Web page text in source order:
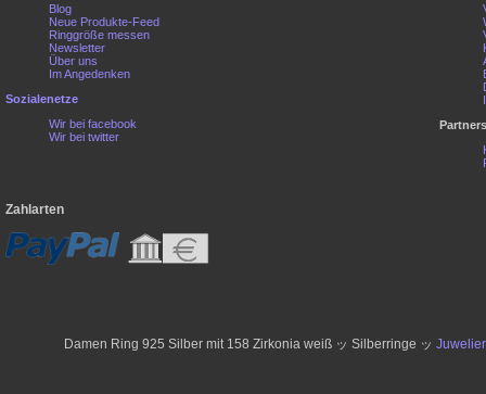
Blog
Neue Produkte-Feed
Ringgröße messen
Newsletter
Über uns
Im Angedenken
Sozialenetze
Wir bei facebook
Wir bei twitter
Zahlarten
Damen Ring 925 Silber mit 158 Zirkonia weiß ッ Silberringe ッ